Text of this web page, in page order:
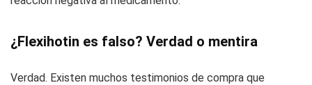
¿Flexihotin es falso? Verdad o mentira
Verdad. Existen muchos testimonios de compra que